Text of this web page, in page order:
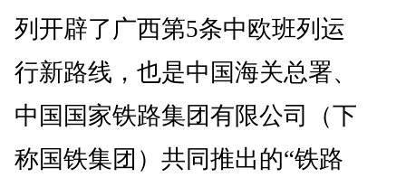
列开辟了广西第5条中欧班列运
行新路线，也是中国海关总署、
中国国家铁路集团有限公司（下
称国铁集团）共同推出的“铁路